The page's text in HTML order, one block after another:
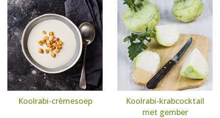
Koolrabi-crèmesoep
Koolrabi-krabcocktail
met gember